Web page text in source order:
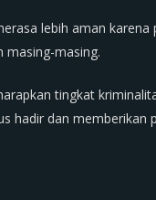
lebih aman
masing.
tingkat
hadir dan